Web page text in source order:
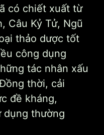
có chiết xuất từ
Câu Kỷ Tử, Ngũ
thảo dược tốt
công dụng
tác nhân xấu
thời, cải
đề kháng,
dụng thường